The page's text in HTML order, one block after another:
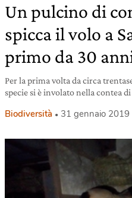
Un pulcino di
spicca il volo a
primo da 30
Per la prima volta da circa
specie si è involato nella contea
Biodiversità 31 gennaio 2019